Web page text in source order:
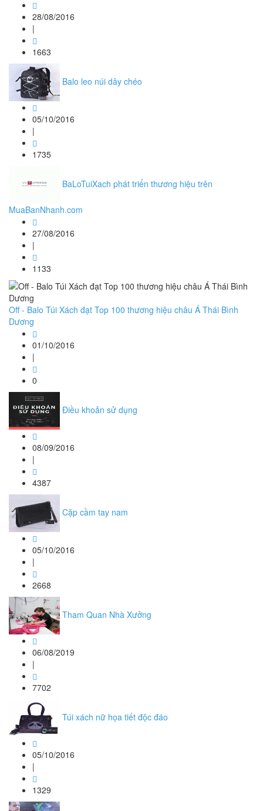
28/08/2016
|
1663
Balo leo núi dây chéo
05/10/2016
|
1735
BaLoTuiXach phát triển thương hiệu trên
MuaBanNhanh.com
27/08/2016
|
1133
Off - Balo Túi Xách đạt Top 100 thương hiệu châu Á Thái Bình
Dương
01/10/2016
|
0
Điều khoản sử dụng
08/09/2016
|
4387
Cặp cầm tay nam
05/10/2016
|
2668
Tham Quan Nhà Xưởng
06/08/2019
|
7702
Túi xách nữ họa tiết độc đáo
05/10/2016
|
1329